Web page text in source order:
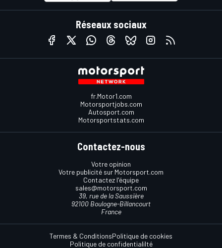
Réseaux sociaux
fr.Motor1.com
Motorsportjobs.com
Autosport.com
Motorsportstats.com
Contactez-nous
Votre opinion
Votre publicité sur Motorsport.com
Contactez l'équipe
sales@motorsport.com
39, rue de la Saussière
92100 Boulogne-Billancourt
France
Termes & ConditionsPolitique de cookies
Politique de confidentialilté